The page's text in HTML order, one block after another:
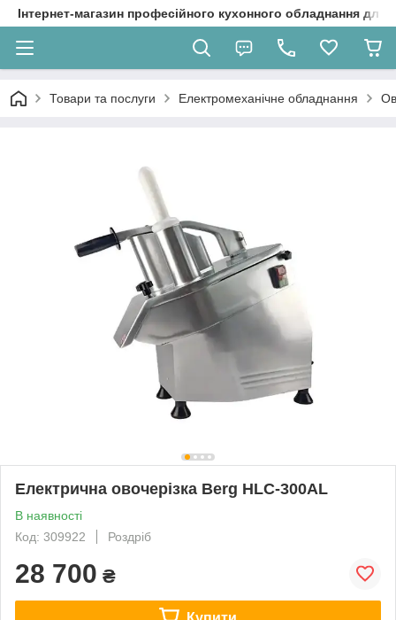
Інтернет-магазин професійного кухонного обладнання
Товари та послуги Електромеханічне обладнання
Електрична овочерізка Berg HLC-300AL
В наявності
Код: 309922
Роздріб
28 700 ₴